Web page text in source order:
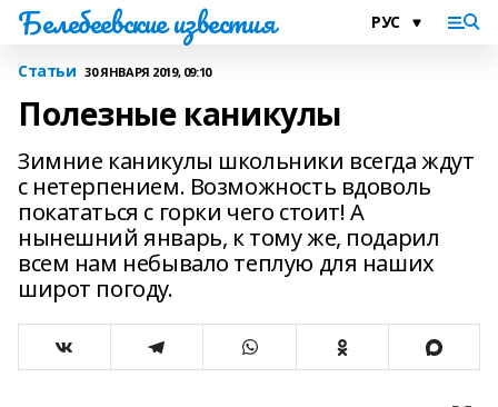
Белебеевские известия
Статьи 30 ЯНВАРЯ 2019, 09:10
Полезные каникулы
Зимние каникулы школьники всегда ждут
с нетерпением. Возможность вдоволь
покататься с горки чего стоит! А
нынешний январь, к тому же, подарил
всем нам небывало теплую для наших
широт погоду.